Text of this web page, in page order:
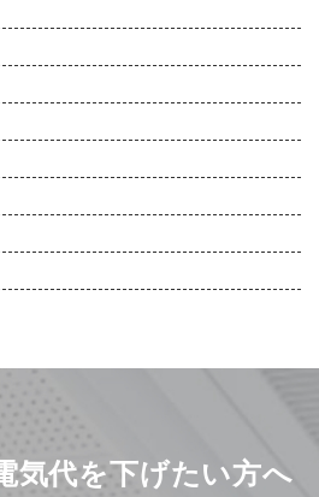
気代を下げたい方へ